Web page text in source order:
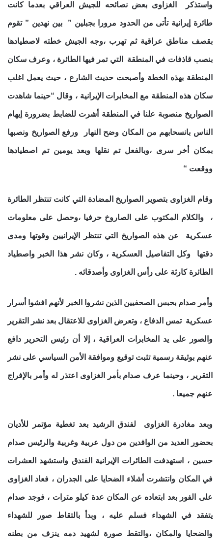
واستذكر الغزاوى بعض نصائحه للجيش العراقي بعدما كانت
طائرة إيرانية تأتى من الحدود مرورا بجبلين ” بين نهدين ” تقوم
بقصف مناطق عراقية ثم تهرب ،وجه الجيش خطته لاصطيادها
بنصب قاذفات في المنطقة التي تمر فيها الطائرة ، وعرف سكان
المنطقة بهذه الخطة وأصبحت حديث الشارع ، حيث يعمل اغلب
سكان هذه المنطقة مع المخابرات الإيرانية ، وقال “حينما شاهدت
الصواريخ منصوبة علنا في المنطقة أشرت للضابط بضرورة إيهام
الناس بانسحابهم من المكان وضح النهار ورفع الصواريخ ونصبها
بمكان أخر سرى ،وبالفعل تم نقلها وبعد يومين تم اصطيادها
ووقعت “
وقام الغزاوى بتصوير الصواريخ المضادة التي كانت تنتظر الطائرة
، والكلام المكتوب على الصاروخ حرفيا ،وحصل على معلومات
عسكرية عن هذه الصواريخ التي تنتظر الإيرانيين وقوتها ومدى
دقتها وكل التفاصيل العسكرية ، وكان نشر هذا الخبر واصطياد
الطائرة كارثة على رأس الغزاوى وأصدقائه .
وأمر صدام بحبس الصحفيين الذين نشروا الخبر لأنهم افشوا أسرار
عسكرية تمس الدفاع ، وتعرض الغزاوى للاعتقال بعد نشر التقرير
والصور على يد المخابرات العراقية ، إلا أن رئيس التحرير دافع
عنهم بوثيقة رسمية تثبت توقيع وموافقة الأمن السياسي على نشر
التقرير ، وحينما عرف صدام بأمر الغزاوى اعتذر له وأمر بالإفراج
عنهم جميعا .
وبعد مغادرة الغزاوى لفندق الرشيد بعد تغطية مؤتمر للأديان
بحضور العديد من الوافدين من دول عربية وغربية والرئيس صدام
حسين ، استهدفت الطائرات الإيرانية الفندق واستشهد العشرات
في المكان وانتشرت أشلاء الضحايا على الجدران ، فعاد الغزاوى
على الفور بعد ابتعاده عن المكان عدة كيلو مترات ، فوجد صدام
يتفقد في الشهداء فسلم عليه ، وبدأ بالتقاط صور للشهداء
والضحايا والمكان ،والتقط صورة لشهيد دمه ينزف من بطنه